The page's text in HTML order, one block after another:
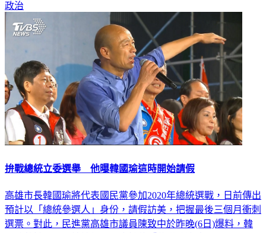
政治
拚戰總統立委選舉 他曝韓國瑜這時開始請假
高雄市長韓國瑜將代表國民黨參加2020年總統選戰，日前傳出
預計以「總統參選人」身份，請假訪美，把握最後三個月衝刺
選票。對此，民進黨高雄市議員陳致中於昨晚(6日)爆料，韓